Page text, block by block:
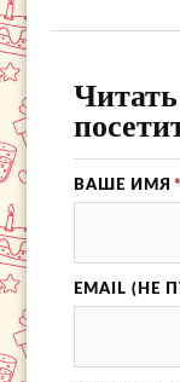
ВАШЕ ИМЯ *
EMAIL (НЕ